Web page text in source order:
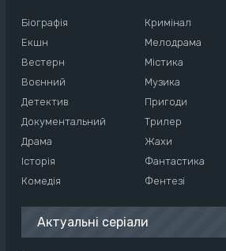
Біографія
Екшн
Вестерн
Воєнний
Детектив
Документальний
Драма
Історія
Комедія
Кримінал
Мелодрама
Містика
Музика
Пригоди
Трилер
Жахи
Фантастика
Фентезі
Актуальні серіали